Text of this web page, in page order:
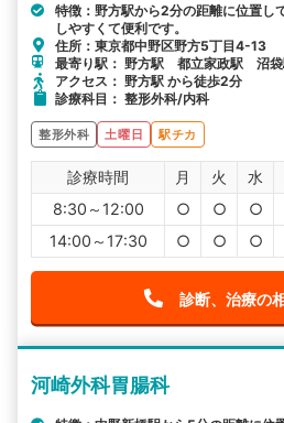
特徴：野方駅から2分の距離に位置し
しやすくて便利です。
住所：東京都中野区野方5丁目4-13
最寄り駅： 野方駅 都立家政駅 沼
アクセス： 野方駅 から徒歩2分
診療科目： 整形外科/内科
整形外科 土曜日 駅チカ
診療時間 月 火 水
8:30～12:00
○ ○ ○
14:00～17:30
○ ○ ○
診断、治療の
河崎外科胃腸科